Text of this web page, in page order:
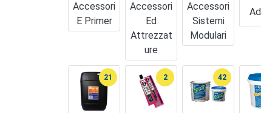
Accessori
E Primer
Accessori
Ed
Attrezzat
Ure
Accessori
Sistemi
Modulari
21 2 42